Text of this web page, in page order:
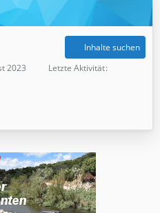
Inhalte suchen
2023
Letzte Aktivität